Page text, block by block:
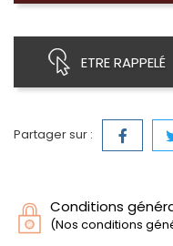
ETRE RAPPELÉ
Partager sur :
Conditions
(Nos conditions